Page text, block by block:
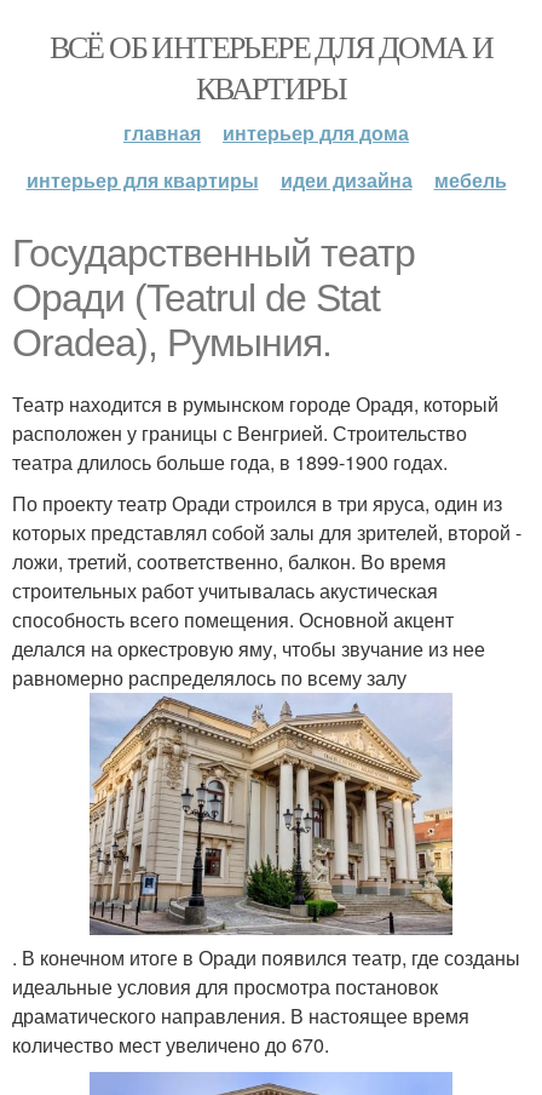
ВСЁ ОБ ИНТЕРЬЕРЕ ДЛЯ ДОМА И
КВАРТИРЫ
главная
интерьер для дома
интерьер для квартиры
идеи дизайна мебель
Государственный театр
Оради (Teatrul de Stat
Oradea), Румыния.
Театр находится в румынском городе Орадя, который
расположен у границы с Венгрией. Строительство
театра длилось больше года, в 1899-1900 годах.
По проекту театр Оради строился в три яруса, один из
которых представлял собой залы для зрителей, второй -
ложи, третий, соответственно, балкон. Во время
строительных работ учитывалась акустическая
способность всего помещения. Основной акцент
делался на оркестровую яму, чтобы звучание из нее
равномерно распределялось по всему залу
. В конечном итоге в Оради появился театр, где созданы
идеальные условия для просмотра постановок
драматического направления. В настоящее время
количество мест увеличено до 670.